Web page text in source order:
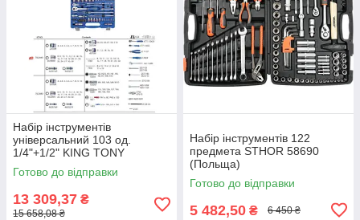
Набір інструментів
універсальний 103 од.
1/4"+1/2" KING TONY
7503MR (Тайвань)
Готово до відправки
13 309,37 ₴
15 658,08 ₴
Набір інструментів 122
предмета STHOR 58690
(Польща)
Готово до відправки
5 482,50 ₴ 6 450 ₴